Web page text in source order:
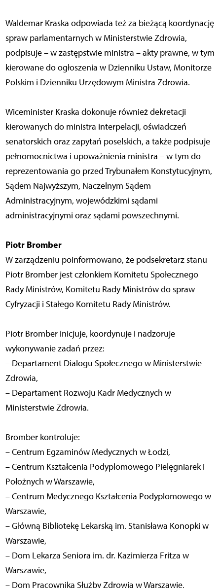
Waldemar Kraska odpowiada też za bieżącą koordynację
spraw parlamentarnych w Ministerstwie Zdrowia,
podpisuje – w zastępstwie ministra – akty prawne, w tym
kierowane do ogłoszenia w Dzienniku Ustaw, Monitorze
Polskim i Dzienniku Urzędowym Ministra Zdrowia.
Wiceminister Kraska dokonuje również dekretacji
kierowanych do ministra interpelacji, oświadczeń
senatorskich oraz zapytań poselskich, a także podpisuje
pełnomocnictwa i upoważnienia ministra – w tym do
reprezentowania go przed Trybunałem Konstytucyjnym,
Sądem Najwyższym, Naczelnym Sądem
Administracyjnym, wojewódzkimi sądami
administracyjnymi oraz sądami powszechnymi.
Piotr Bromber
W zarządzeniu poinformowano, że podsekretarz stanu
Piotr Bromber jest członkiem Komitetu Społecznego
Rady Ministrów, Komitetu Rady Ministrów do spraw
Cyfryzacji i Stałego Komitetu Rady Ministrów.
Piotr Bromber inicjuje, koordynuje i nadzoruje
wykonywanie zadań przez:
– Departament Dialogu Społecznego w Ministerstwie
Zdrowia,
– Departament Rozwoju Kadr Medycznych w
Ministerstwie Zdrowia.
Bromber kontroluje:
– Centrum Egzaminów Medycznych w Łodzi,
– Centrum Kształcenia Podyplomowego Pielęgniarek i
Położnych w Warszawie,
– Centrum Medycznego Kształcenia Podyplomowego w
Warszawie,
– Główną Bibliotekę Lekarską im. Stanisława Konopki w
Warszawie,
– Dom Lekarza Seniora im. dr. Kazimierza Fritza w
Warszawie,
– Dom Pracownika Służby Zdrowia w Warszawie,